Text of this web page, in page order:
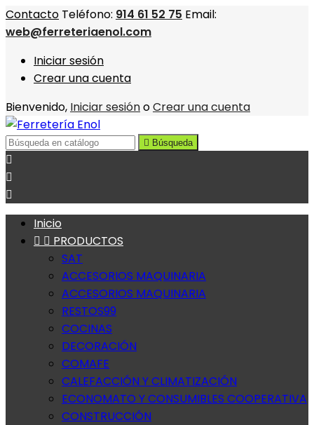
Contacto Teléfono: 914 61 52 75 Email:
web@ferreteriaenol.com
Iniciar sesión
Crear una cuenta
Bienvenido, Iniciar sesiónoCrear una cuenta
 Búsqueda



Inicio
  PRODUCTOS
SAT
ACCESORIOS MAQUINARIA
ACCESORIOS MAQUINARIA
RESTOS99
COCINAS
DECORACIÓN
COMAFE
CALEFACCIÓN Y CLIMATIZACIÓN
ECONOMATO Y CONSUMIBLES COOPERATIVA
CONSTRUCCIÓN